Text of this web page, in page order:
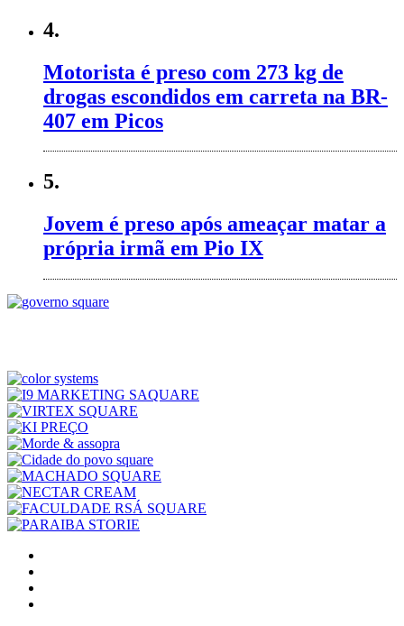
4.
Motorista é preso com 273 kg de
drogas escondidos em carreta na BR-
407 em Picos
5.
Jovem é preso após ameaçar matar a
própria irmã em Pio IX